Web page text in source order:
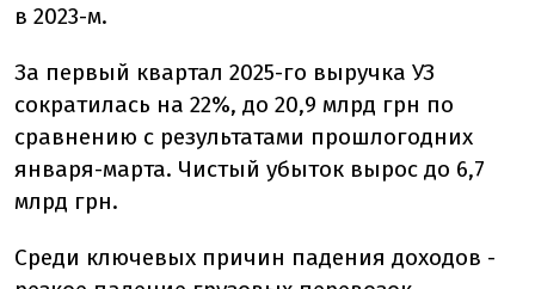
в 2023-м.
За первый квартал 2025-го выручка УЗ
сократилась на 22%, до 20,9 млрд грн по
сравнению с результатами прошлогодних
января-марта. Чистый убыток вырос до 6,7
млрд грн.
Среди ключевых причин падения доходов -